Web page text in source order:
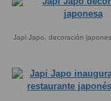
Japi Japo, decoración